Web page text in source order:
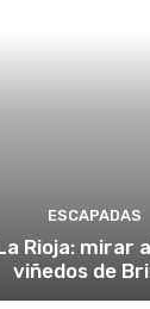
ESCAPADAS
Rioja: mirar
viñedos de